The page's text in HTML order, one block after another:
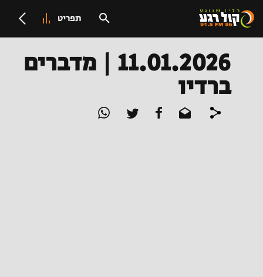
תפריט
11.01.2026 | מדברים
ברדיו